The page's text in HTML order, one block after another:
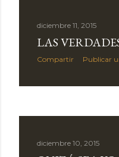
diciembre 11, 2015
LAS
Compartir Publicar
diciembre 10, 2015